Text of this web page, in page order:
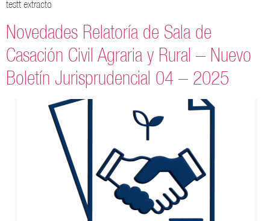
testt extracto
Novedades Relatoría de Sala de
Casación Civil Agraria y Rural – Nuevo
Boletín Jurisprudencial 04 – 2025